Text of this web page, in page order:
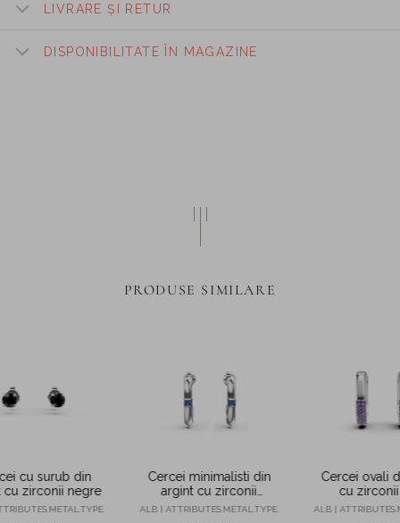
LIVRARE ȘI RETUR
DISPONIBILITATE ÎN MAGAZINE
PRODUSE SIMILARE
cu surub din
cu zirconii negre
Cercei minimalisti din
argint cu zirconii
albastre
ALB | ATTRIBUTES.METAL.TYPE.
Cercei ovali
cu
ALB |